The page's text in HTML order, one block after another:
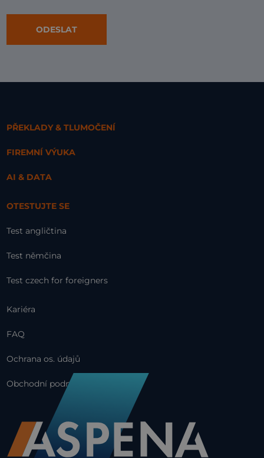
PŘEKLADY & TLUMOČENÍ
FIREMNÍ VÝUKA
AI & DATA
OTESTUJTE SE
Test angličtina
Test němčina
Test czech for foreigners
Kariéra
FAQ
Ochrana os. údajů
Obchodní podmínky